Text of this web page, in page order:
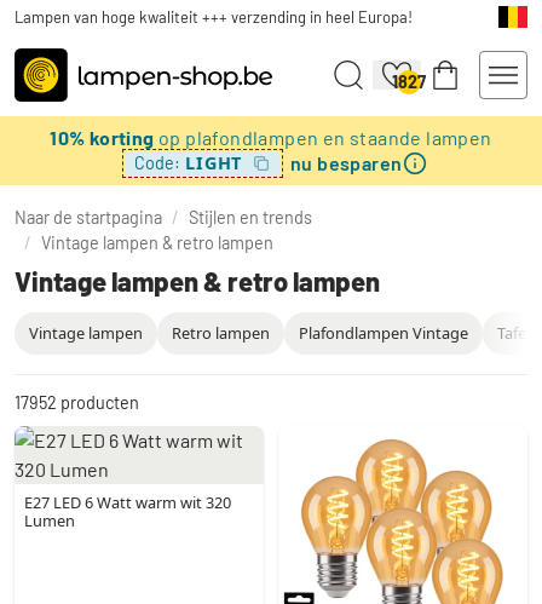
Lampen van hoge kwaliteit +++ verzending in heel Europa!
1827
10% korting op plafondlampen en staande lampen
Code: LIGHT nu besparen
Naar de startpagina / Stijlen en trends
/ Vintage lampen & retro lampen
Vintage lampen & retro lampen
Vintage lampen Retro lampen Plafondlampen Vintage
17952 producten
E27 LED 6 Watt warm wit 320
Lumen